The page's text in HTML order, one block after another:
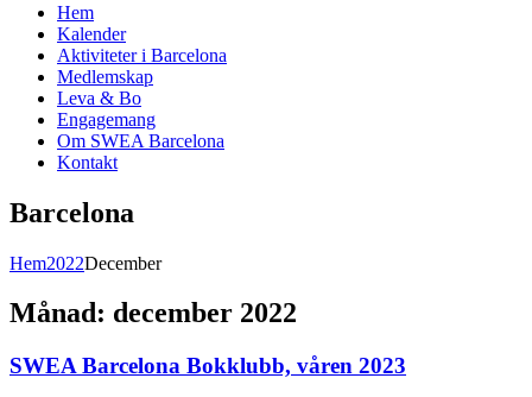
Hem
Kalender
Aktiviteter i Barcelona
Medlemskap
Leva & Bo
Engagemang
Om SWEA Barcelona
Kontakt
Barcelona
Hem2022December
Månad: december 2022
SWEA Barcelona Bokklubb, våren 2023